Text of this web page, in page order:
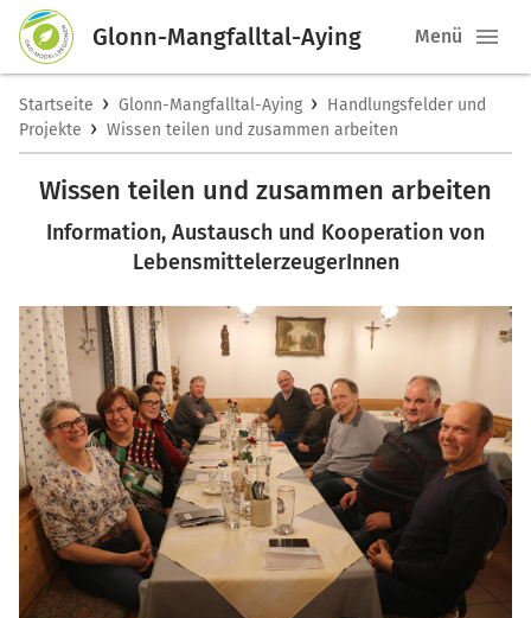
Glonn-Mangfalltal-Aying Menü
Startseite › Glonn-Mangfalltal-Aying › Handlungsfelder und
Projekte › Wissen teilen und zusammen arbeiten
Wissen teilen und zusammen arbeiten
Information, Austausch und Kooperation von
LebensmittelerzeugerInnen